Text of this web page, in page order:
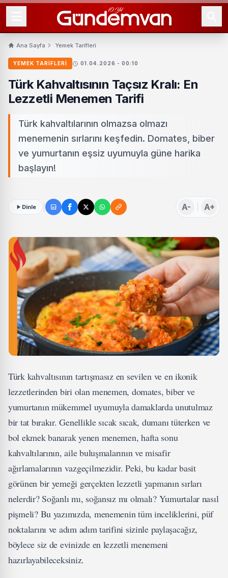
Ana Sayfa Yemek Tarifleri
YEMEK TARIFLERI 01.04.2026 - 00:10
Türk Kahvaltısının Taçsız Kralı: En
Lezzetli Menemen Tarifi
Türk kahvaltılarının olmazsa olmazı
menemenin sırlarını keşfedin. Domates, biber
ve yumurtanın eşsiz uyumuyla güne harika
başlayın!
Dinle A- A+
Türk kahvaltısının tartışmasız en sevilen ve en ikonik
lezzetlerinden biri olan menemen, domates, biber ve
yumurtanın mükemmel uyumuyla damaklarda unutulmaz
bir tat bırakır. Genellikle sıcak sıcak, dumanı tüterken ve
bol ekmek banarak yenen menemen, hafta sonu
kahvaltılarının, aile buluşmalarının ve misafir
ağırlamalarının vazgeçilmezidir. Peki, bu kadar basit
görünen bir yemeği gerçekten lezzetli yapmanın sırları
nelerdir? Soğanlı mı, soğansız mı olmalı? Yumurtalar nasıl
pişmeli? Bu yazımızda, menemenin tüm inceliklerini, püf
noktalarını ve adım adım tarifini sizinle paylaşacağız,
böylece siz de evinizde en lezzetli menemeni
hazırlayabileceksiniz.